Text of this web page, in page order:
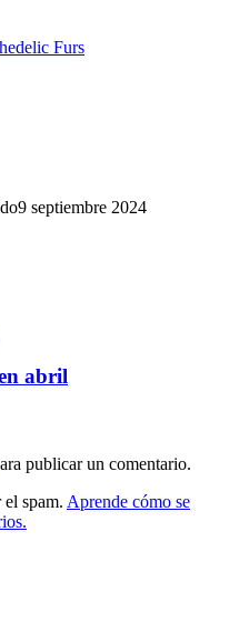
Furs
9 septiembre 2024
abril
publicar un comentario.
spam. Aprende cómo se